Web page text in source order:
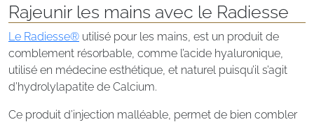
Rajeunir les mains avec le Radiesse
Le Radiesse® utilisé pour les mains, est un produit de
comblement résorbable, comme l’acide hyaluronique,
utilisé en médecine esthétique, et naturel puisqu’il s’agit
d’hydrolylapatite de Calcium.
Ce produit d’injection malléable, permet de bien combler